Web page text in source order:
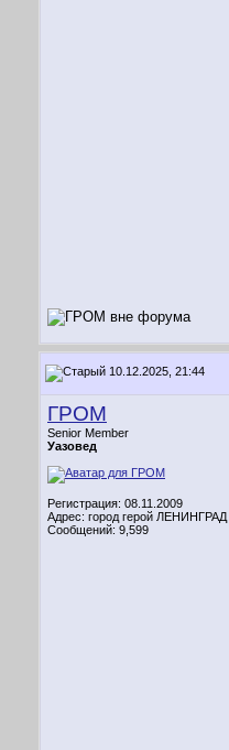
10.12.2025, 21:44
ГРОМ
Senior Member
Уазовед
Регистрация: 08.11.2009
Адрес: город герой ЛЕНИНГРАД
Сообщений: 9,599